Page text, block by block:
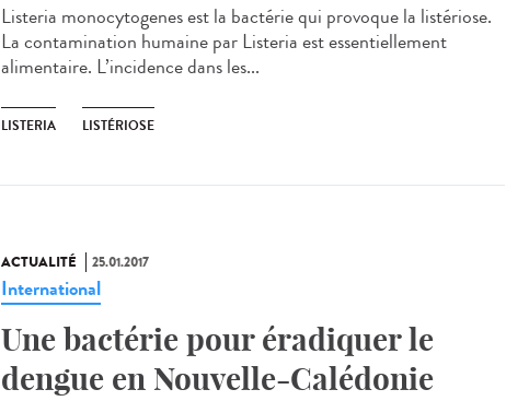
Listeria monocytogenes est la bactérie qui provoque la listériose.
La contamination humaine par Listeria est essentiellement
alimentaire. L’incidence dans les...
LISTERIA LISTÉRIOSE
ACTUALITÉ 25.01.2017
International
Une bactérie pour éradiquer le
dengue en Nouvelle-Calédonie